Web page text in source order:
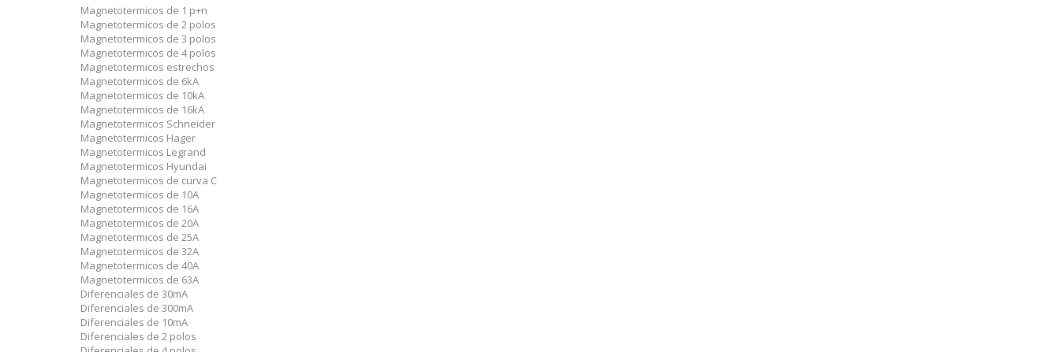
Magnetotermicos de 1 p+n
Magnetotermicos de 2 polos
Magnetotermicos de 3 polos
Magnetotermicos de 4 polos
Magnetotermicos estrechos
Magnetotermicos de 6kA
Magnetotermicos de 10kA
Magnetotermicos de 16kA
Magnetotermicos Schneider
Magnetotermicos Hager
Magnetotermicos Legrand
Magnetotermicos Hyundai
Magnetotermicos de curva C
Magnetotermicos de 10A
Magnetotermicos de 16A
Magnetotermicos de 20A
Magnetotermicos de 25A
Magnetotermicos de 32A
Magnetotermicos de 40A
Magnetotermicos de 63A
Diferenciales de 30mA
Diferenciales de 300mA
Diferenciales de 10mA
Diferenciales de 2 polos